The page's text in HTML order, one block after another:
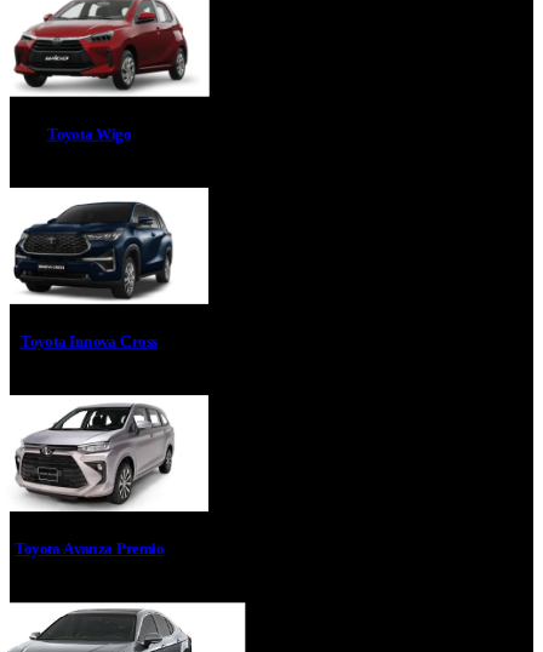
Toyota Wigo
Toyota Innova Cross
Toyota Avanza Premio